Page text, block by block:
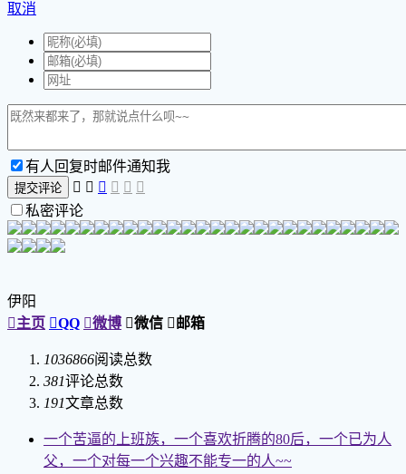
取消
有人回复时邮件通知我
提交评论      
私密评论
伊阳
主页 QQ 微博 微信 邮箱
1036866阅读总数
381评论总数
191文章总数
一个苦逼的上班族，一个喜欢折腾的80后，一个已为人
父，一个对每一个兴趣不能专一的人~~